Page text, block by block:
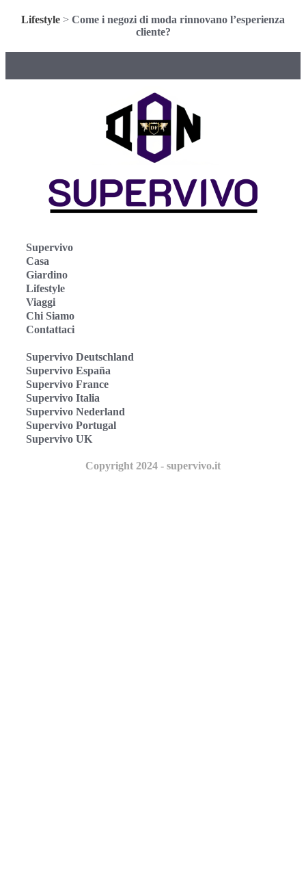
Lifestyle > Come i negozi di moda rinnovano l’esperienza
cliente?
Supervivo
Casa
Giardino
Lifestyle
Viaggi
Chi Siamo
Contattaci
Supervivo Deutschland
Supervivo España
Supervivo France
Supervivo Italia
Supervivo Nederland
Supervivo Portugal
Supervivo UK
Copyright 2024 - supervivo.it